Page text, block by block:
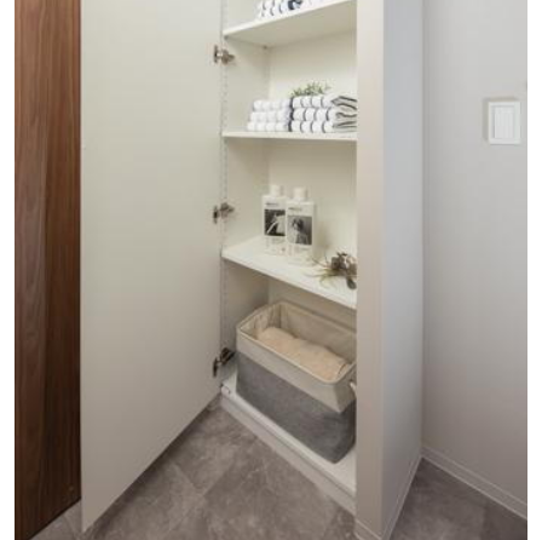
ココカラファイン 住吉苅田店(徒歩4分・約250m)